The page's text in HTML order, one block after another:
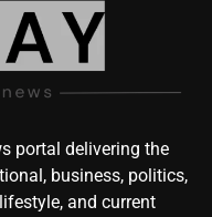
portal delivering the
business, politics,
and current